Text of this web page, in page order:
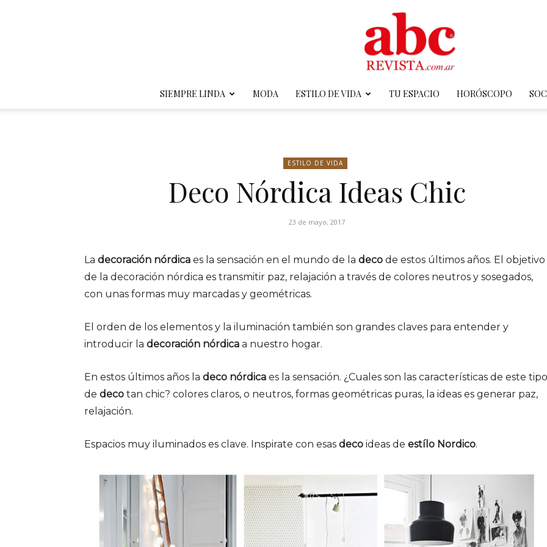
Revista
SIEMPRE LINDA MODA ESTILO DE VIDA TU ESPACIO HORÓSCOPO
ESTILO DE VIDA
Deco Nórdica Ideas Chic
23 de mayo, 2017
La decoración nórdica es la sensación en el mundo de la deco de estos últimos años. El objetivo
de la decoración nórdica es transmitir paz, relajación a través de colores neutros y sosegados,
con unas formas muy marcadas y geométricas.
El orden de los elementos y la iluminación también son grandes claves para entender y
introducir la decoración nórdica a nuestro hogar.
En estos últimos años la deco nórdica es la sensación. ¿Cuales son las características de este tipo
de deco tan chic? colores claros, o neutros, formas geométricas puras, la ideas es generar paz,
relajación.
Espacios muy iluminados es clave. Inspirate con esas deco ideas de estílo Nordico.